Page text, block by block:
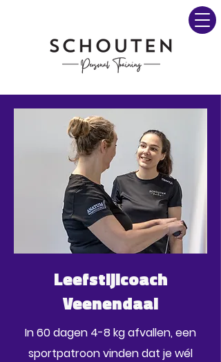
Leefstijlcoach
Veenendaal
In 60 dagen 4-8 kg afvallen, een
sportpatroon vinden dat je wél